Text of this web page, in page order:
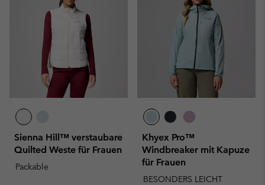
Sienna Hill™ verstaubare
Quilted Weste für Frauen
Packable
Khyex Pro™
Windbreaker mit Kapuze
für Frauen
BESONDERS LEICHT